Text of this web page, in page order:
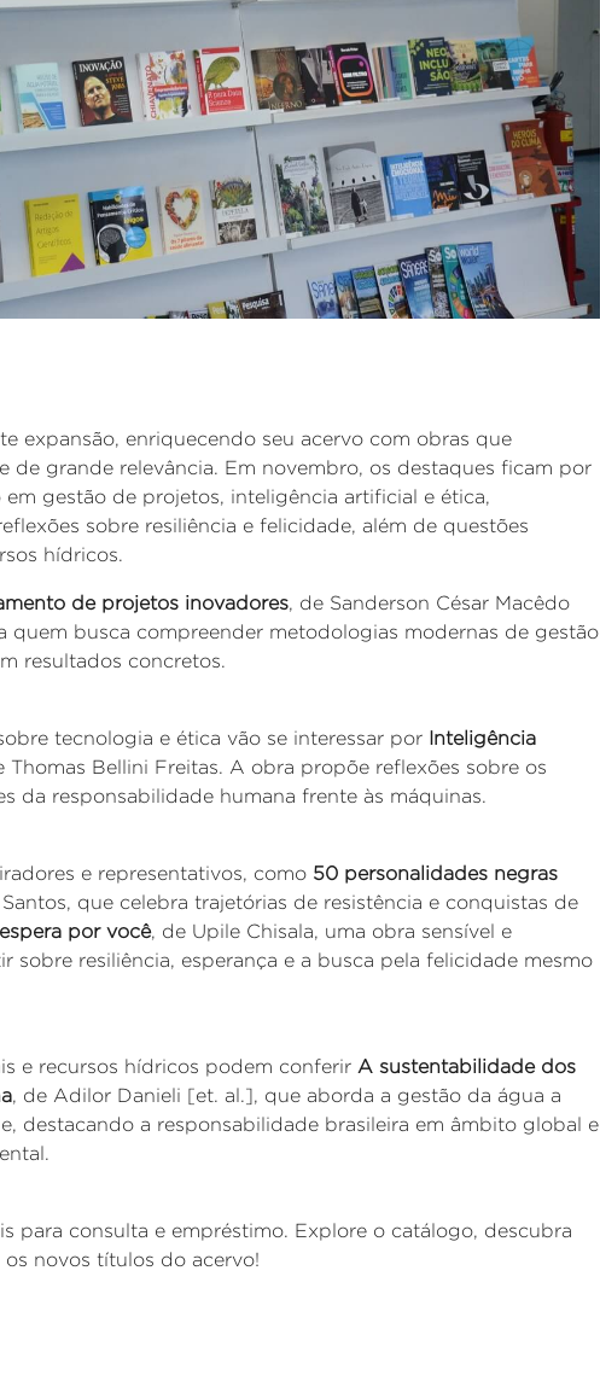
expansão, enriquecendo seu acervo com obras que
de grande relevância. Em novembro, os destaques ficam por
gestão de projetos, inteligência artificial e ética,
sobre resiliência e felicidade, além de questões
hídricos.
de projetos inovadores, de Sanderson César Macêdo
quem busca compreender metodologias modernas de gestão
resultados concretos.
tecnologia e ética vão se interessar por Inteligência
Thomas Bellini Freitas. A obra propõe reflexões sobre os
da responsabilidade humana frente às máquinas.
e representativos, como 50 personalidades negras
que celebra trajetórias de resistência e conquistas de
por você, de Upile Chisala, uma obra sensível e
sobre resiliência, esperança e a busca pela felicidade mesmo
e recursos hídricos podem conferir A sustentabilidade dos
, de Adilor Danieli [et. al.], que aborda a gestão da água a
destacando a responsabilidade brasileira em âmbito global e
para consulta e empréstimo. Explore o catálogo, descubra
novos títulos do acervo!